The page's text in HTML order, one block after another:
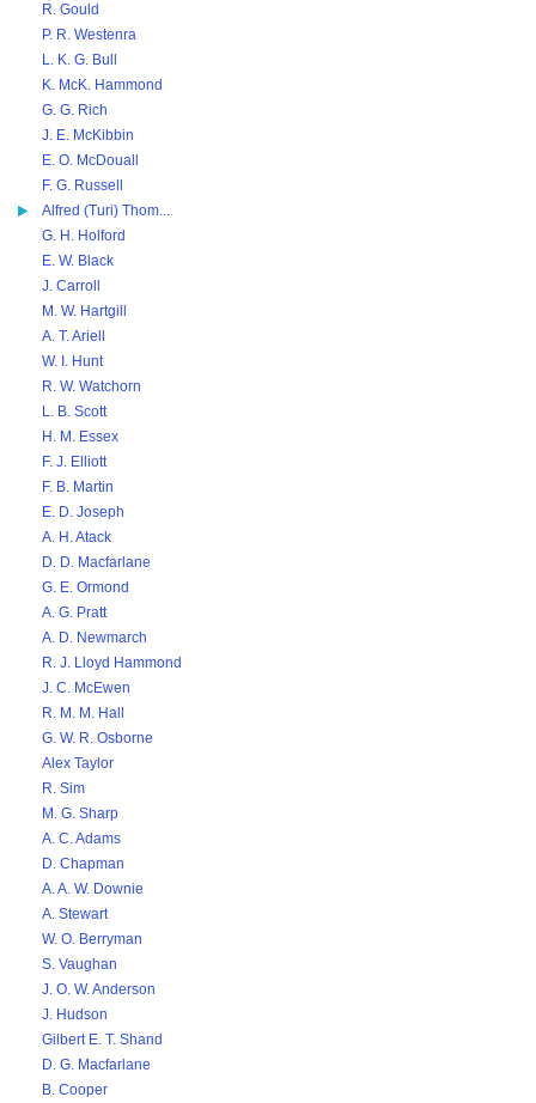
R. Gould
P. R. Westenra
L. K. G. Bull
K. McK. Hammond
G. G. Rich
J. E. McKibbin
E. O. McDouall
F. G. Russell
Alfred (Turi) Thom...
G. H. Holford
E. W. Black
J. Carroll
M. W. Hartgill
A. T. Ariell
W. I. Hunt
R. W. Watchorn
L. B. Scott
H. M. Essex
F. J. Elliott
F. B. Martin
E. D. Joseph
A. H. Atack
D. D. Macfarlane
G. E. Ormond
A. G. Pratt
A. D. Newmarch
R. J. Lloyd Hammond
J. C. McEwen
R. M. M. Hall
G. W. R. Osborne
Alex Taylor
R. Sim
M. G. Sharp
A. C. Adams
D. Chapman
A. A. W. Downie
A. Stewart
W. O. Berryman
S. Vaughan
J. O. W. Anderson
J. Hudson
Gilbert E. T. Shand
D. G. Macfarlane
B. Cooper